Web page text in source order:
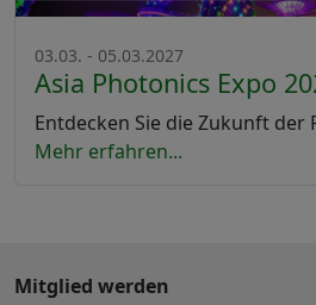
03.03. - 05.03.2027
Asia Photonics Expo
Entdecken Sie die Zukunft der
Mehr erfahren...
Mitglied werden